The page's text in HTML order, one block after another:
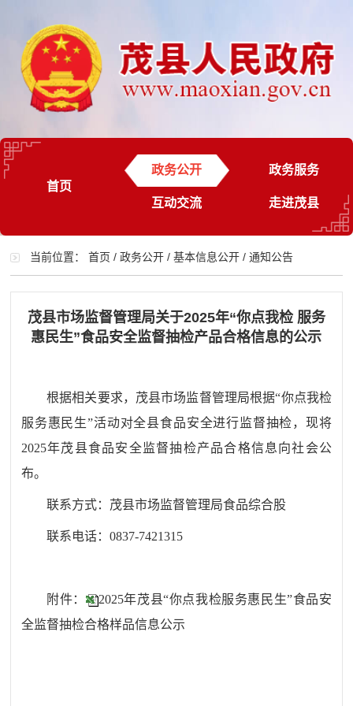
首页
政务公开 政务服务
互动交流 走进茂县
当前位置：首页 /政务公开 /基本信息公开 /通知公告
茂县市场监督管理局关于2025年“你点我检 服务
惠民生”食品安全监督抽检产品合格信息的公示
根据相关要求，茂县市场监督管理局根据“你点我检
服务惠民生”活动对全县食品安全进行监督抽检，现将
2025年茂县食品安全监督抽检产品合格信息向社会公
布。
联系方式：茂县市场监督管理局食品综合股
联系电话：0837-7421315
附件：
2025年茂县“你点我检服务惠民生”食品安
全监督抽检合格样品信息公示